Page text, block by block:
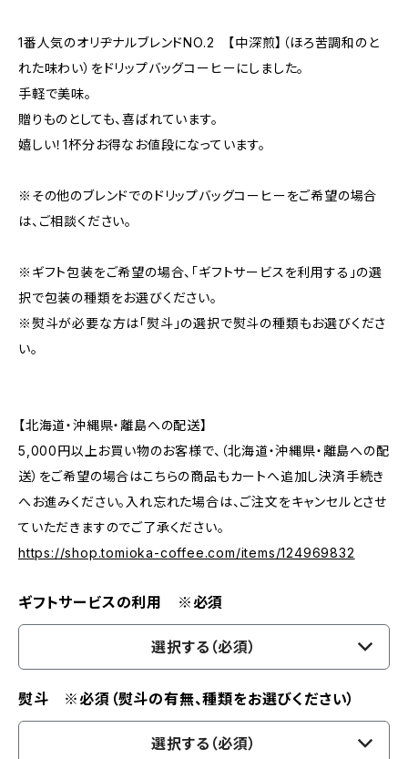
1番人気のオリヂナルブレンドNO.2 【中深煎】（ほろ苦調和のと
れた味わい）をドリップバッグコーヒーにしました。
手軽で美味。
贈りものとしても、喜ばれています。
嬉しい！1杯分お得なお値段になっています。
※その他のブレンドでのドリップバッグコーヒーをご希望の場合
は、ご相談ください。
※ギフト包装をご希望の場合、「ギフトサービスを利用する」の選
択で包装の種類をお選びください。
※熨斗が必要な方は「熨斗」の選択で熨斗の種類もお選びくださ
い。
【北海道・沖縄県・離島への配送】
5,000円以上お買い物のお客様で、（北海道・沖縄県・離島への配
送）をご希望の場合はこちらの商品もカートへ追加し決済手続き
へお進みください。入れ忘れた場合は、ご注文をキャンセルとさせ
ていただきますのでご了承ください。
https://shop.tomioka-coffee.com/items/124969832
ギフトサービスの利用 ※必須
選択する（必須）
熨斗 ※必須（熨斗の有無、種類をお選びください）
選択する（必須）